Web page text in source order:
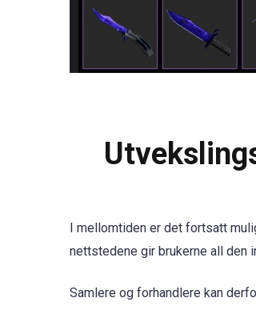
I mellomtiden er det fortsatt
nettstedene gir brukerne all den
Samlere og forhandlere kan